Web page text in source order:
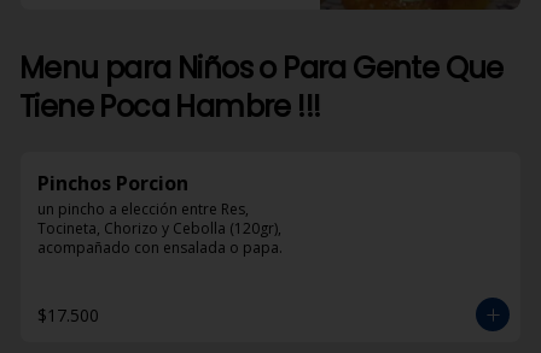
Menu para Niños o Para Gente Que
Tiene Poca Hambre !!!
Pinchos Porcion
un pincho a elección entre Res,
Tocineta, Chorizo y Cebolla (120gr),
acompañado con ensalada o papa.
$17.500